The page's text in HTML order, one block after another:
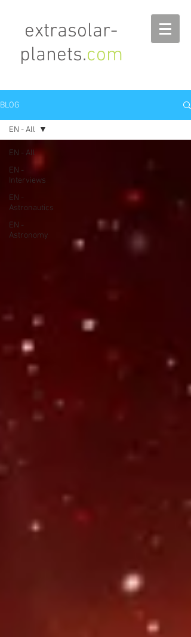
extrasolar-
planets.com
BLOG
EN - All
EN -
Interviews
EN -
Astronautics
EN -
Astronomy
EN - All